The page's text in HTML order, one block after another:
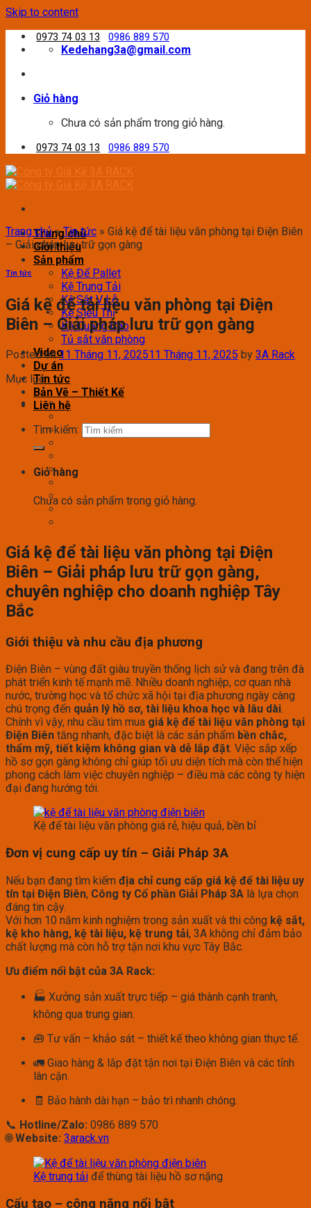
Skip to content
0973 74 03 13 0986 889 570
Kedehang3a@gmail.com
Giỏ hàng
Chưa có sản phẩm trong giỏ hàng.
0973 74 03 13 0986 889 570
Trang chủ
Giới thiệu
Sản phẩm
Kệ Để Pallet
Kệ Trung Tải
Kệ Sắt V Lỗ
Kệ Siêu Thị
Kệ Quảng Cáo
Tủ sắt văn phòng
Video
Dự án
Tin tức
Bản Vẽ – Thiết Kế
Liên hệ
Tìm kiếm:
Giỏ hàng
Chưa có sản phẩm trong giỏ hàng.
Trang chủ»Tin tức » Giá kệ để tài liệu văn phòng tại Điện Biên
– Giải pháp lưu trữ gọn gàng
Tin tức
Giá kệ để tài liệu văn phòng tại Điện
Biên – Giải pháp lưu trữ gọn gàng
Posted on11 Tháng 11, 202511 Tháng 11, 2025 by 3A Rack
Mục lục
Giá kệ để tài liệu văn phòng tại Điện
Biên – Giải pháp lưu trữ gọn gàng,
chuyên nghiệp cho doanh nghiệp Tây
Bắc
Giới thiệu và nhu cầu địa phương
Điện Biên – vùng đất giàu truyền thống lịch sử và đang trên đà
phát triển kinh tế mạnh mẽ. Nhiều doanh nghiệp, cơ quan nhà
nước, trường học và tổ chức xã hội tại địa phương ngày càng
chú trọng đến quản lý hồ sơ, tài liệu khoa học và lâu dài.
Chính vì vậy, nhu cầu tìm mua giá kệ để tài liệu văn phòng tại
Điện Biên tăng nhanh, đặc biệt là các sản phẩm bền chắc,
thẩm mỹ, tiết kiệm không gian và dễ lắp đặt. Việc sắp xếp
hồ sơ gọn gàng không chỉ giúp tối ưu diện tích mà còn thể hiện
phong cách làm việc chuyên nghiệp – điều mà các công ty hiện
đại đang hướng tới.
Kệ để tài liệu văn phòng giá rẻ, hiệu quả, bền bỉ
Đơn vị cung cấp uy tín – Giải Pháp 3A
Nếu bạn đang tìm kiếm địa chỉ cung cấp giá kệ để tài liệu uy
tín tại Điện Biên, Công ty Cổ phần Giải Pháp 3A là lựa chọn
đáng tin cậy.
Với hơn 10 năm kinh nghiệm trong sản xuất và thi công kệ sắt,
kệ kho hàng, kệ tài liệu, kệ trung tải, 3A không chỉ đảm bảo
chất lượng mà còn hỗ trợ tận nơi khu vực Tây Bắc.
Ưu điểm nổi bật của 3A Rack:
🏭 Xưởng sản xuất trực tiếp – giá thành cạnh tranh,
không qua trung gian.
🧰 Tư vấn – khảo sát – thiết kế theo không gian thực tế.
🚛 Giao hàng & lắp đặt tận nơi tại Điện Biên và các tỉnh
lân cận.
🧾 Bảo hành dài hạn – bảo trì nhanh chóng.
📞 Hotline/Zalo: 0986 889 570
🌐Website: 3arack.vn
Kệ trung tải để thùng tài liệu hồ sơ nặng
Cấu tạo – công năng nổi bật